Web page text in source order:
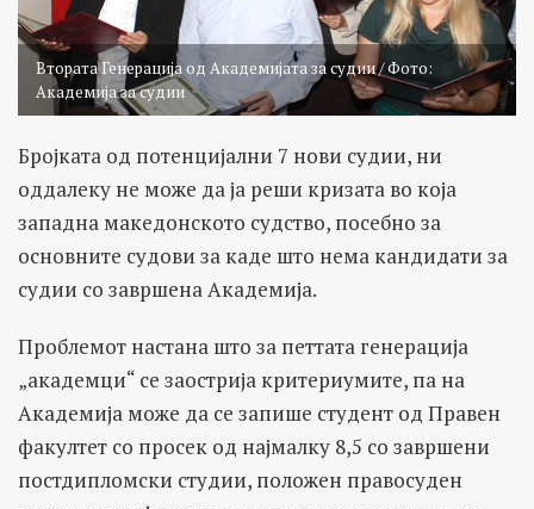
Втората Генерација од Академијата за судии / Фото:
Академија за судии
Бројката од потенцијални 7 нови судии, ни
оддалеку не може да ја реши кризата во која
западна македонското судство, посебно за
основните судови за каде што нема кандидати за
судии со завршена Академија.
Проблемот настана што за петтата генерација
„академци“ се заострија критериумите, па на
Академија може да се запише студент од Правен
факултет со просек од најмалку 8,5 со завршени
постдипломски студии, положен правосуден